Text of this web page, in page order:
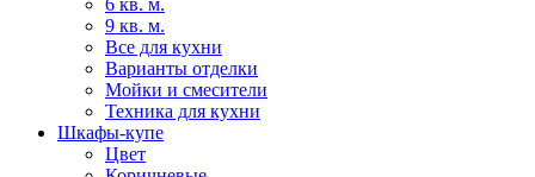
6 кв. м.
9 кв. м.
Все для кухни
Варианты отделки
Мойки и смесители
Техника для кухни
Шкафы-купе
Цвет